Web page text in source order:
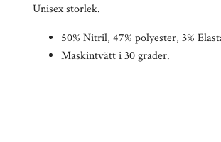
Unisex storlek.
50% Nitril, 47% polyester, 3%
Maskintvätt i 30 grader.